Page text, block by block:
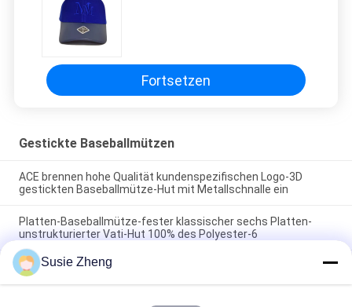
Fortsetzen
Gestickte Baseballmützen
ACE brennen hohe Qualität kundenspezifischen Logo-3D
gestickten Baseballmütze-Hut mit Metallschnalle ein
Platten-Baseballmütze-fester klassischer sechs Platten-
unstrukturierter Vati-Hut 100% des Polyester-6
Fernlastfahrer gebogene Platten-Vati-Kappe des Rand-sechs
stickte USA-Logo
Susie Zheng